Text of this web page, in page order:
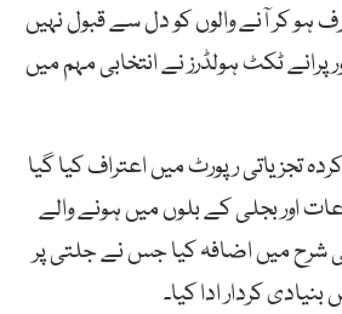
ہو کر آنے والوں کو دل سے قبول نہیں
پرانے ٹکٹ ہولڈرز نے انتخابی مہم میں
تجزیاتی رپورٹ میں اعتراف کیا گیا
اور بجلی کے بلوں میں ہونے والے
شرح میں اضافہ کیا جس نے جلتی پر
بنیادی کردار ادا کیا۔